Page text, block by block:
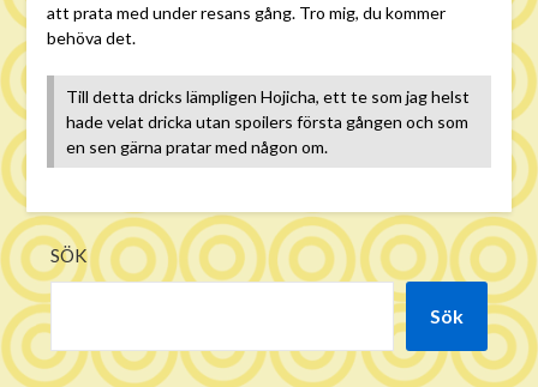
att prata med under resans gång. Tro mig, du kommer
behöva det.
Till detta dricks lämpligen Hojicha, ett te som jag helst
hade velat dricka utan spoilers första gången och som
en sen gärna pratar med någon om.
SÖK
Sök